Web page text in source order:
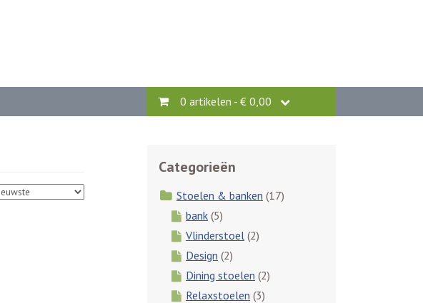
0 artikelen - € 0,00
Categorieën
Stoelen & banken (17)
bank (5)
Vlinderstoel (2)
Design (2)
Dining stoelen (2)
Relaxstoelen (3)